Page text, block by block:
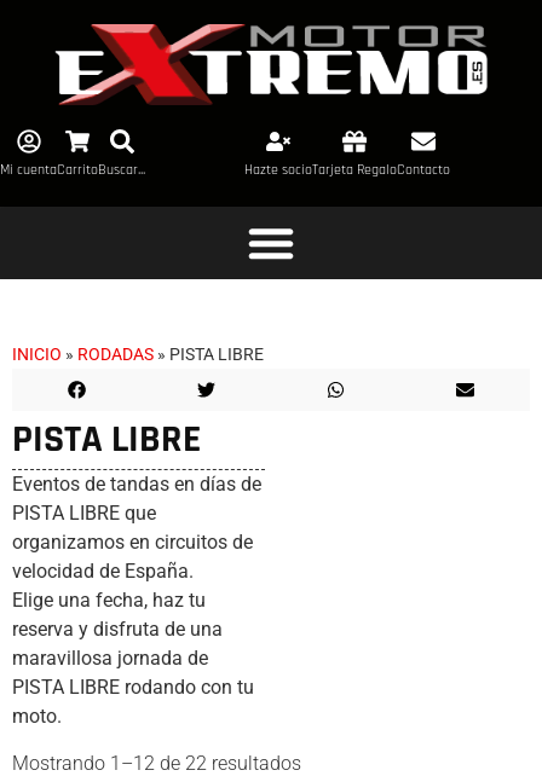
Mi cuentaCarritoBuscar... Hazte socioTarjeta RegaloContacto
INICIO » RODADAS » PISTA LIBRE
PISTA LIBRE
Eventos de tandas en días de
PISTA LIBRE que
organizamos en circuitos de
velocidad de España.
Elige una fecha, haz tu
reserva y disfruta de una
maravillosa jornada de
PISTA LIBRE rodando con tu
moto.
Mostrando 1–12 de 22 resultados